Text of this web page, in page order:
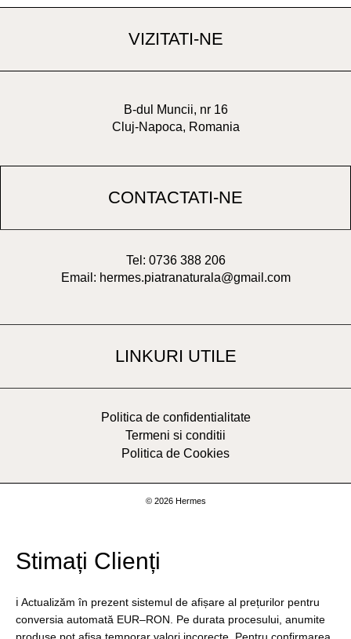
VIZITATI-NE
B-dul Muncii, nr 16
Cluj-Napoca, Romania
CONTACTATI-NE
Tel: 0736 388 206
Email: hermes.piatranaturala@gmail.com
LINKURI UTILE
Politica de confidentialitate
Termeni si conditii
Politica de Cookies
© 2026 Hermes
Stimați Clienți
ℹ️ Actualizăm în prezent sistemul de afișare al prețurilor pentru
conversia automată EUR–RON. Pe durata procesului, anumite